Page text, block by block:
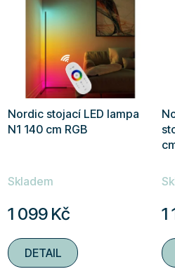
t
ů
r
o
k
ů
Nordic stojací LED lampa
N1 140 cm RGB
hodnocení
je
4,9
z
Skladem
1 099 Kč
DETAIL
je
z
1